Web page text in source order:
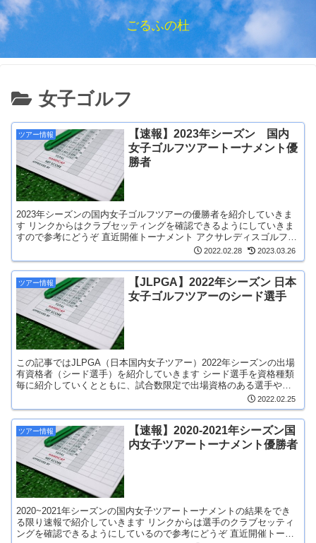
ごるふの杜
女子ゴルフ
ツアー情報
【速報】2023年シーズン 国内
女子ゴルフツアートーナメント優
勝者
2023年シーズンの国内女子ゴルフツアーの優勝者を紹介していきま
す リンクからはクラブセッティングを確認できるようにしていきま
すので参考にどうぞ 直近開催トーナメント アクサレディスゴルフト
2022.02.28 2023.03.26
ツアー情報
【JLPGA】2022年シーズン 日本
女子ゴルフツアーのシード選手
この記事ではJLPGA（日本国内女子ツアー）2022年シーズンの出場
有資格者（シード選手）を紹介していきます シード選手を資格種類
毎に紹介していくとともに、試合数限定で出場資格のある選手や、
2022.02.25
ツアー情報
【速報】2020-2021年シーズン国
内女子ツアートーナメント優勝者
2020~2021年シーズンの国内女子ツアートーナメントの結果をでき
る限り速報で紹介していきます リンクからは選手のクラブセッティ
ングを確認できるようにしているので参考にどうぞ 直近開催トーナ